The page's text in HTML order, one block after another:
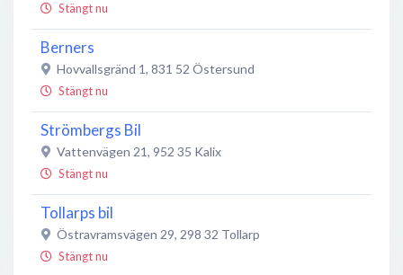
Stängt nu
Berners
Hovvallsgränd 1, 831 52 Östersund
Stängt nu
Strömbergs Bil
Vattenvägen 21, 952 35 Kalix
Stängt nu
Tollarps bil
Östravramsvägen 29, 298 32 Tollarp
Stängt nu